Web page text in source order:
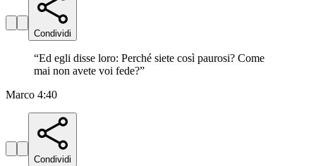
Condividi
“Ed egli disse loro: Perché siete così paurosi? Come
mai non avete voi fede?”
Marco 4:40
Condividi